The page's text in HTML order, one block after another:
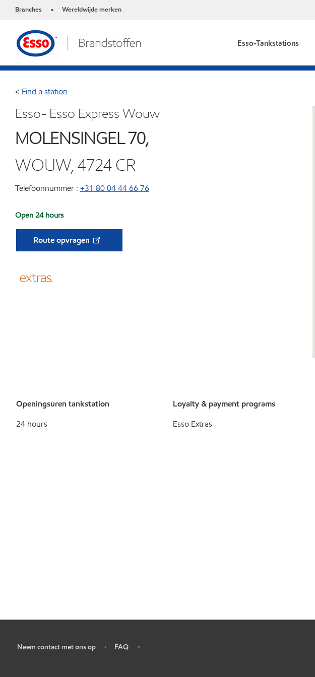
Branches • Wereldwijde merken
Esso-Tankstations
< Find a station
Esso- Esso Express Wouw
MOLENSINGEL 70,
WOUW, 4724 CR
Telefoonnummer : +31 80 04 44 66 76
Open 24 hours
Route opvragen
Openingsuren tankstation
24 hours
Loyalty & payment programs
Esso Extras
Neem contact met ons op • FAQ •